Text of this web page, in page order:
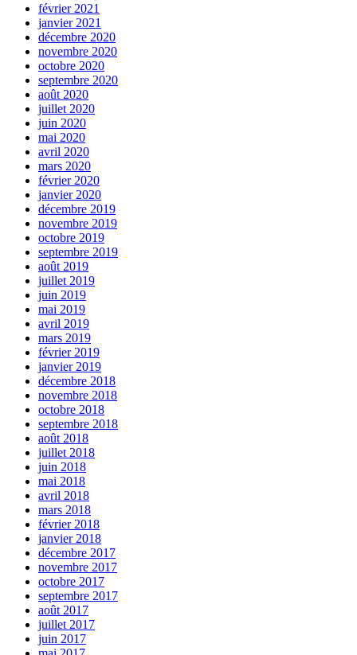
février 2021
janvier 2021
décembre 2020
novembre 2020
octobre 2020
septembre 2020
août 2020
juillet 2020
juin 2020
mai 2020
avril 2020
mars 2020
février 2020
janvier 2020
décembre 2019
novembre 2019
octobre 2019
septembre 2019
août 2019
juillet 2019
juin 2019
mai 2019
avril 2019
mars 2019
février 2019
janvier 2019
décembre 2018
novembre 2018
octobre 2018
septembre 2018
août 2018
juillet 2018
juin 2018
mai 2018
avril 2018
mars 2018
février 2018
janvier 2018
décembre 2017
novembre 2017
octobre 2017
septembre 2017
août 2017
juillet 2017
juin 2017